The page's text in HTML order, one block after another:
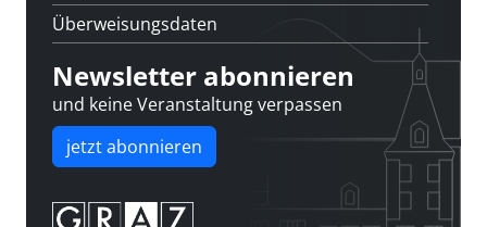
Überweisungsdaten
Newsletter abonnieren
und keine Veranstaltung verpassen
jetzt abonnieren